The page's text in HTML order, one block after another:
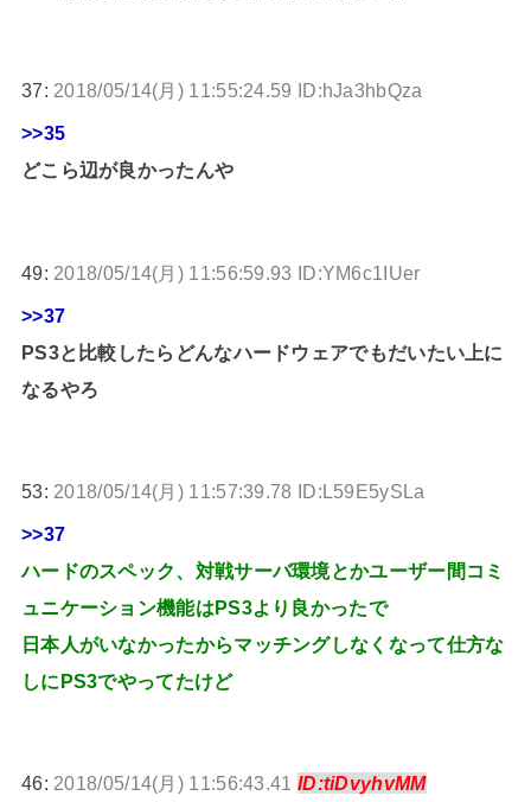
37: 2018/05/14(月) 11:55:24.59 ID:hJa3hbQza
>>35
どこら辺が良かったんや
49: 2018/05/14(月) 11:56:59.93 ID:YM6c1IUer
>>37
PS3と比較したらどんなハードウェアでもだいたい上に
なるやろ
53: 2018/05/14(月) 11:57:39.78 ID:L59E5ySLa
>>37
ハードのスペック、対戦サーバ環境とかユーザー間コミ
ュニケーション機能はPS3より良かったで
日本人がいなかったからマッチングしなくなって仕方な
しにPS3でやってたけど
46: 2018/05/14(月) 11:56:43.41 ID:tiDvyhvMM